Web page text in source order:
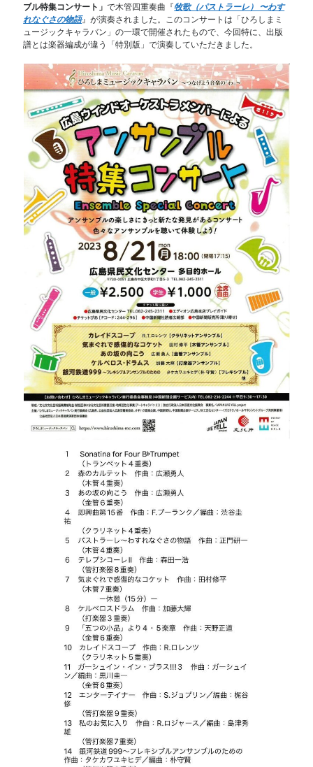
ブル特集コンサート」で木管四重奏曲『牧歌（パストラーレ） 〜わす
れなぐさの物語』が演奏されました。このコンサートは「ひろしまミ
ュージックキャラバン」の一環で開催されたもので、今回特に、出版
譜とは楽器編成が違う「特別版」で演奏していただきました。